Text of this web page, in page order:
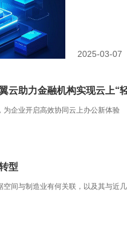
2025-03-07
云助力金融机构实现云上“
为企业开启高效协同云上办公新体验
型
间与制造业有何关联，以及其与近